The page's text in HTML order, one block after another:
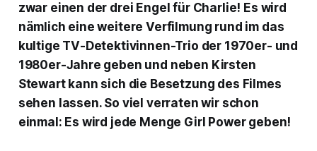
zwar einen der drei Engel für Charlie! Es wird
nämlich eine weitere Verfilmung rund im das
kultige TV-Detektivinnen-Trio der 1970er- und
1980er-Jahre geben und neben Kirsten
Stewart kann sich die Besetzung des Filmes
sehen lassen. So viel verraten wir schon
einmal: Es wird jede Menge Girl Power geben!